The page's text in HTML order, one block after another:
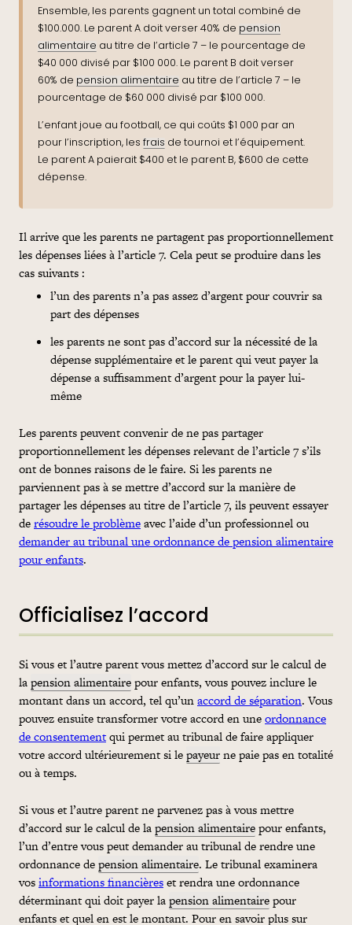
Ensemble, les parents gagnent un total combiné de
$100.000. Le parent A doit verser 40% de pension
alimentaire au titre de l’article 7 – le pourcentage de
$40 000 divisé par $100 000. Le parent B doit verser
60% de pension alimentaire au titre de l’article 7 – le
pourcentage de $60 000 divisé par $100 000.
L’enfant joue au football, ce qui coûts $1 000 par an
pour l’inscription, les frais de tournoi et l’équipement.
Le parent A paierait $400 et le parent B, $600 de cette
dépense.
Il arrive que les parents ne partagent pas proportionnellement
les dépenses liées à l’article 7. Cela peut se produire dans les
cas suivants :
l’un des parents n’a pas assez d’argent pour couvrir sa
part des dépenses
les parents ne sont pas d’accord sur la nécessité de la
dépense supplémentaire et le parent qui veut payer la
dépense a suffisamment d’argent pour la payer lui-
même
Les parents peuvent convenir de ne pas partager
proportionnellement les dépenses relevant de l’article 7 s’ils
ont de bonnes raisons de le faire. Si les parents ne
parviennent pas à se mettre d’accord sur la manière de
partager les dépenses au titre de l’article 7, ils peuvent essayer
derésoudre le problèmeavec l’aide d’un professionnel ou
demander au tribunal une ordonnance de pension alimentaire
pour enfants.
Officialisez l’accord
Si vous et l’autre parent vous mettez d’accord sur le calcul de
lapension alimentairepour enfants, vous pouvez inclure le
montant dans un accord, tel qu’unaccord de séparation. Vous
pouvez ensuite transformer votre accord en uneordonnance
de consentementqui permet au tribunal de faire appliquer
votre accord ultérieurement si lepayeurne paie pas en totalité
ou à temps.
Si vous et l’autre parent ne parvenez pas à vous mettre
d’accord sur le calcul de lapension alimentairepour enfants,
l’un d’entre vous peut demander au tribunal de rendre une
ordonnance depension alimentaire. Le tribunal examinera
vosinformations financièreset rendra une ordonnance
déterminant qui doit payer lapension alimentairepour
enfants et quel en est le montant. Pour en savoir plus sur